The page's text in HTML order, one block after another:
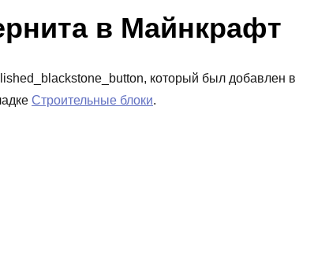
в Майнкрафт
который был добавлен в
Строительные блоки.